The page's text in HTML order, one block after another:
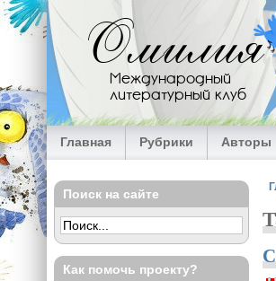
Перейти к основному содержанию
Омилия
Международный
литературный клуб
Главная Рубрики Авторы
Поиск на сайте
Как помочь проекту?